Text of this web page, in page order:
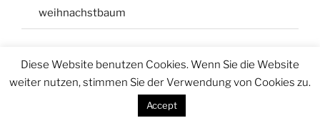
weihnachstbaum
Stolz präsentiert von WordPress
Diese Website benutzen Cookies. Wenn Sie die Website
weiter nutzen, stimmen Sie der Verwendung von Cookies zu.
Accept